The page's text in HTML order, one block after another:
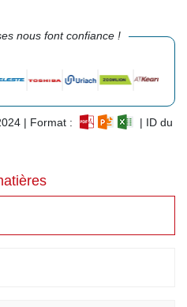
nous font confiance !
| Format :
| ID du